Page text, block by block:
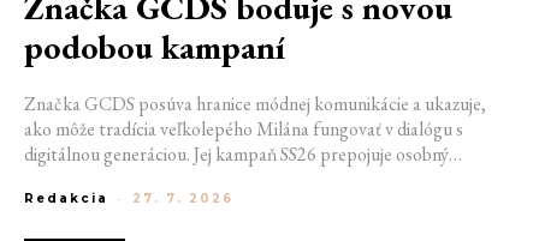
podobou kampaní
Značka GCDS posúva hranice módnej komunikácie a ukazuje,
ako môže tradícia veľkolepého Milána fungovať v dialógu s
digitálnou generáciou. Jej kampaň SS26 prepojuje osobný
spôsob, akým dnes módu vnímame a zdieľame. Zároveň
Redakcia - 27. 7. 2026